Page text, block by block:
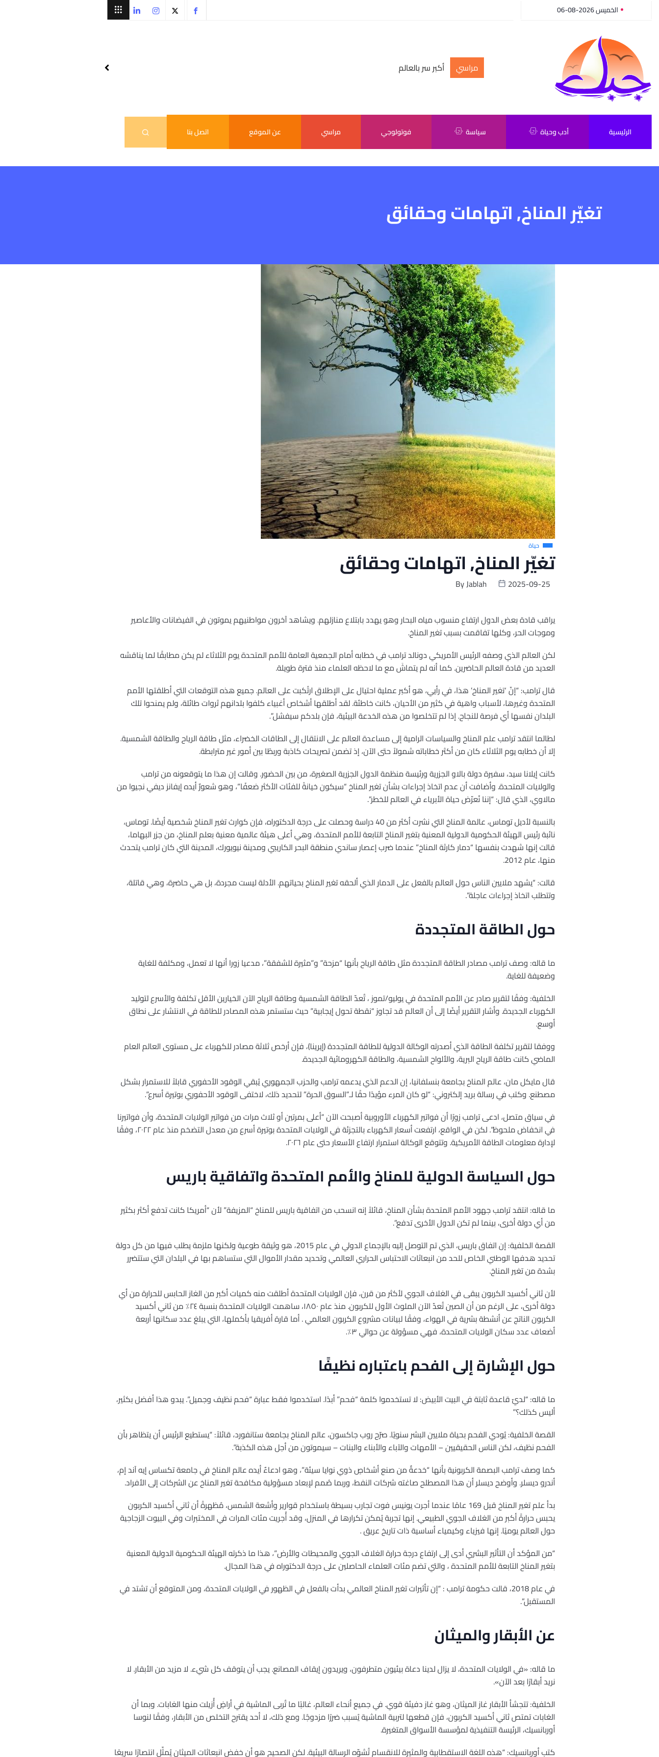
الخميس 2026-08-06
مراسي أكبر سر بالعالم
الرئيسية أدب وحياة سياسة فوتولوجي مراسي عن الموقع اتصل بنا
تغيّر المناخ, اتهامات وحقائق
حياة
تغيّر المناخ, اتهامات وحقائق
ByJablah 2025-09-25
يراقب قادة بعض الدول ارتفاع منسوب مياه البحار وهو يهدد بابتلاع منازلهم. ويشاهد آخرون مواطنيهم يموتون في الفيضانات والأعاصير
وموجات الحر، وكلها تفاقمت بسبب تغير المناخ.
لكن العالم الذي وصفه الرئيس الأمريكي دونالد ترامب في خطابه أمام الجمعية العامة للأمم المتحدة يوم الثلاثاء لم يكن مطابقًا لما يناقشه
العديد من قادة العالم الحاضرين. كما أنه لم يتماشَ مع ما لاحظه العلماء منذ فترة طويلة.
قال ترامب: “إنّ ‘تغير المناخ’ هذا، في رأيي، هو أكبر عملية احتيال على الإطلاق ارتُكبت على العالم. جميع هذه التوقعات التي أطلقتها الأمم
المتحدة وغيرها، لأسباب واهية في كثير من الأحيان، كانت خاطئة. لقد أطلقها أشخاص أغبياء كلفوا بلدانهم ثروات طائلة، ولم يمنحوا تلك
البلدان نفسها أي فرصة للنجاح. إذا لم تتخلصوا من هذه الخدعة البيئية، فإن بلدكم سيفشل”.
لطالما انتقد ترامب علم المناخ والسياسات الرامية إلى مساعدة العالم على الانتقال إلى الطاقات الخضراء، مثل طاقة الرياح والطاقة الشمسية.
إلا أن خطابه يوم الثلاثاء كان من أكثر خطاباته شمولاً حتى الآن، إذ تضمن تصريحات كاذبة وربطًا بين أمور غير مترابطة.
كانت إيلانا سيد، سفيرة دولة بالاو الجزرية ورئيسة منظمة الدول الجزرية الصغيرة، من بين الحضور. وقالت إن هذا ما يتوقعونه من ترامب
والولايات المتحدة. وأضافت أن عدم اتخاذ إجراءات بشأن تغير المناخ “سيكون خيانةً للفئات الأكثر ضعفًا”، وهو شعورٌ أيده إيفانز ديفي نجيوا من
مالاوي، الذي قال: “إننا نُعرّض حياة الأبرياء في العالم للخطر”.
بالنسبة لأديل توماس، عالمة المناخ التي نشرت أكثر من 40 دراسة وحصلت على درجة الدكتوراه، فإن كوارث تغير المناخ شخصية أيضًا. توماس،
نائبة رئيس الهيئة الحكومية الدولية المعنية بتغير المناخ التابعة للأمم المتحدة، وهي أعلى هيئة عالمية معنية بعلم المناخ، من جزر البهاما،
قالت إنها شهدت بنفسها “دمار كارثة المناخ” عندما ضرب إعصار ساندي منطقة البحر الكاريبي ومدينة نيويورك، المدينة التي كان ترامب يتحدث
منها، عام 2012.
قالت: “يشهد ملايين الناس حول العالم بالفعل على الدمار الذي ألحقه تغير المناخ بحياتهم. الأدلة ليست مجردة، بل هي حاضرة، وهي قاتلة،
وتتطلب اتخاذ إجراءات عاجلة”.
حول الطاقة المتجددة
ما قاله: وصف ترامب مصادر الطاقة المتجددة مثل طاقة الرياح بأنها “مزحة” و”مثيرة للشفقة”، مدعيا زورا أنها لا تعمل، ومكلفة للغاية
وضعيفة للغاية.
الخلفية: وفقًا لتقرير صادر عن الأمم المتحدة في يوليو/تموز ، تُعدّ الطاقة الشمسية وطاقة الرياح الآن الخيارين الأقل تكلفة والأسرع لتوليد
الكهرباء الجديدة. وأشار التقرير أيضًا إلى أن العالم قد تجاوز “نقطة تحول إيجابية” حيث ستستمر هذه المصادر للطاقة في الانتشار على نطاق
أوسع.
ووفقا لتقرير تكلفة الطاقة الذي أصدرته الوكالة الدولية للطاقة المتجددة (إيرينا)، فإن أرخص ثلاثة مصادر للكهرباء على مستوى العالم العام
الماضي كانت طاقة الرياح البرية، والألواح الشمسية، والطاقة الكهرومائية الجديدة.
قال مايكل مان، عالم المناخ بجامعة بنسلفانيا، إن الدعم الذي يدعمه ترامب والحزب الجمهوري يُبقي الوقود الأحفوري قابلاً للاستمرار بشكل
مصطنع. وكتب في رسالة بريد إلكتروني: “لو كان المرء مؤيدًا حقًا لـ”السوق الحرة” لتحديد ذلك، لاختفى الوقود الأحفوري بوتيرة أسرع”.
في سياق متصل، ادعى ترامب زورًا أن فواتير الكهرباء الأوروبية أصبحت الآن “أعلى بمرتين أو ثلاث مرات من فواتير الولايات المتحدة، وأن فواتيرنا
في انخفاض ملحوظ”. لكن في الواقع، ارتفعت أسعار الكهرباء بالتجزئة في الولايات المتحدة بوتيرة أسرع من معدل التضخم منذ عام ٢٠٢٢، وفقًا
لإدارة معلومات الطاقة الأمريكية. وتتوقع الوكالة استمرار ارتفاع الأسعار حتى عام ٢٠٢٦.
حول السياسة الدولية للمناخ والأمم المتحدة واتفاقية باريس
ما قاله: انتقد ترامب جهود الأمم المتحدة بشأن المناخ، قائلاً إنه انسحب من اتفاقية باريس للمناخ “المزيفة” لأن “أمريكا كانت تدفع أكثر بكثير
من أي دولة أخرى، بينما لم تكن الدول الأخرى تدفع”.
القصة الخلفية: إن اتفاق باريس، الذي تم التوصل إليه بالإجماع الدولي في عام 2015، هو وثيقة طوعية ولكنها ملزمة يطلب فيها من كل دولة
تحديد هدفها الوطني الخاص للحد من انبعاثات الاحتباس الحراري العالمي وتحديد مقدار الأموال التي ستساهم بها في البلدان التي ستتضرر
بشدة من تغير المناخ.
لأن ثاني أكسيد الكربون يبقى في الغلاف الجوي لأكثر من قرن، فإن الولايات المتحدة أطلقت منه كميات أكبر من الغاز الحابس للحرارة من أي
دولة أخرى، على الرغم من أن الصين تُعدّ الآن الملوث الأول للكربون. منذ عام ١٨٥٠، ساهمت الولايات المتحدة بنسبة ٢٤٪ من ثاني أكسيد
الكربون الناتج عن أنشطة بشرية في الهواء، وفقًا لبيانات مشروع الكربون العالمي . أما قارة أفريقيا بأكملها، التي يبلغ عدد سكانها أربعة
أضعاف عدد سكان الولايات المتحدة، فهي مسؤولة عن حوالي ٣٪.
حول الإشارة إلى الفحم باعتباره نظيفًا
ما قاله: “لديّ قاعدة ثابتة في البيت الأبيض: لا تستخدموا كلمة “فحم” أبدًا. استخدموا فقط عبارة “فحم نظيف وجميل”. يبدو هذا أفضل بكثير،
أليس كذلك؟”
القصة الخلفية: يُودي الفحم بحياة ملايين البشر سنويًا. صرّح روب جاكسون، عالم المناخ بجامعة ستانفورد، قائلاً: “يستطيع الرئيس أن يتظاهر بأن
الفحم نظيف، لكن الناس الحقيقيين – الأمهات والآباء والأبناء والبنات – سيموتون من أجل هذه الكذبة”.
كما وصف ترامب البصمة الكربونية بأنها “خدعةٌ من صنع أشخاصٍ ذوي نوايا سيئة”، وهو ادعاءٌ أيده عالم المناخ في جامعة تكساس إيه آند إم،
أندرو ديسلر. وأوضح ديسلر أن هذا المصطلح صاغته شركات النفط، وربما صُمم لإبعاد مسؤولية مكافحة تغير المناخ عن الشركات إلى الأفراد.
بدأ علم تغير المناخ قبل 169 عامًا عندما أجرت يونيس فوت تجارب بسيطة باستخدام قوارير وأشعة الشمس، مُظهرةً أن ثاني أكسيد الكربون
يحبس حرارةً أكبر من الغلاف الجوي الطبيعي. إنها تجربة يُمكن تكرارها في المنزل، وقد أُجريت مئات المرات في المختبرات وفي البيوت الزجاجية
حول العالم يوميًا. إنها فيزياء وكيمياء أساسية ذات تاريخ عريق .
“من المؤكد أن التأثير البشري أدى إلى ارتفاع درجة حرارة الغلاف الجوي والمحيطات والأرض”، هذا ما ذكرته الهيئة الحكومية الدولية المعنية
بتغير المناخ التابعة للأمم المتحدة ، والتي تضم مئات العلماء الحاصلين على درجة الدكتوراه في هذا المجال.
في عام 2018، قالت حكومة ترامب : “إن تأثيرات تغير المناخ العالمي بدأت بالفعل في الظهور في الولايات المتحدة، ومن المتوقع أن تشتد في
المستقبل”.
عن الأبقار والميثان
ما قاله: «في الولايات المتحدة، لا يزال لدينا دعاة بيئيون متطرفون، ويريدون إيقاف المصانع. يجب أن يتوقف كل شيء. لا مزيد من الأبقار. لا
نريد أبقارًا بعد الآن».
الخلفية: تتجشأ الأبقار غاز الميثان، وهو غاز دفيئة قوي. في جميع أنحاء العالم، غالبًا ما تُربى الماشية في أراضٍ أُزيلت منها الغابات. وبما أن
الغابات تمتص ثاني أكسيد الكربون، فإن قطعها لتربية الماشية يُسبب ضررًا مزدوجًا. ومع ذلك، لا أحد يقترح التخلص من الأبقار، وفقًا لنوسا
أوربانسيك، الرئيسة التنفيذية لمؤسسة الأسواق المتغيرة.
كتب أوربانسيك: “هذه اللغة الاستقطابية والمثيرة للانقسام تُشوّه الرسالة البيئية. لكن الصحيح هو أن خفض انبعاثات الميثان يُمثّل انتصارًا سريعًا